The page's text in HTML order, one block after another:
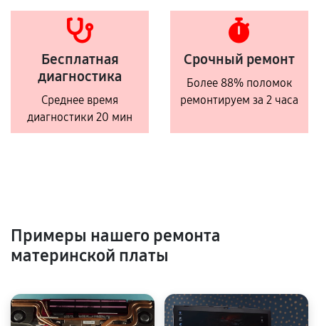
Бесплатная
диагностика
Среднее время
диагностики 20 мин
Срочный ремонт
Более 88% поломок
ремонтируем за 2 часа
Примеры нашего ремонта
материнской платы